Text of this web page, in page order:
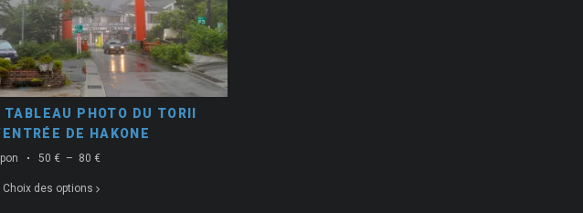
TABLEAU PHOTO DU TORII
DE HAKONE
Choix des options
50 € – 80 €Plage